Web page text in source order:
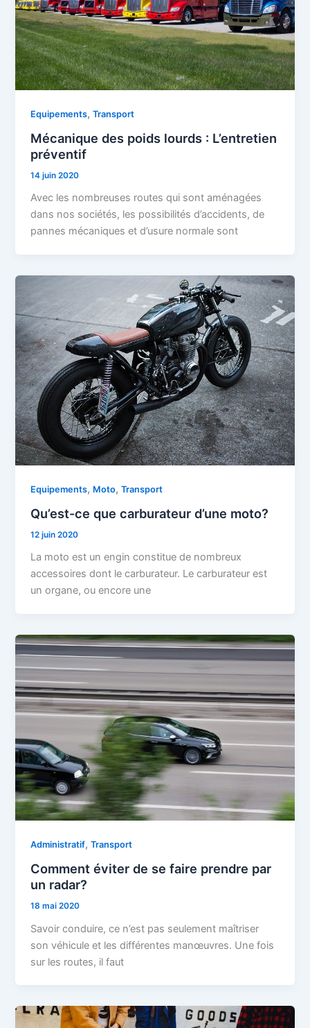
Equipements,Transport
Mécanique des poids lourds : L’entretien
préventif
14 juin 2020
Avec les nombreuses routes qui sont aménagées
dans nos sociétés, les possibilités d’accidents, de
pannes mécaniques et d’usure normale sont
Equipements, Moto,Transport
Qu’est-ce que carburateur d’une moto?
12 juin 2020
La moto est un engin constitue de nombreux
accessoires dont le carburateur. Le carburateur est
un organe, ou encore une
Administratif,Transport
Comment éviter de se faire prendre par
un radar?
18 mai 2020
Savoir conduire, ce n’est pas seulement maîtriser
son véhicule et les différentes manœuvres. Une fois
sur les routes, il faut